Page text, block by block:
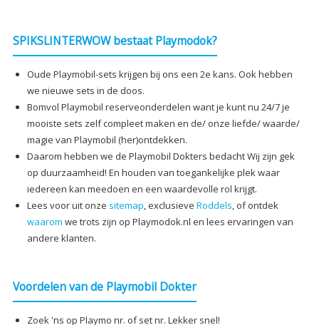
SPIKSLINTERWOW bestaat Playmodok?
Oude Playmobil-sets krijgen bij ons een 2e kans. Ook hebben
we nieuwe sets in de doos.
Bomvol Playmobil reserveonderdelen want je kunt nu 24/7 je
mooiste sets zelf compleet maken en de/ onze liefde/ waarde/
magie van Playmobil (her)ontdekken.
Daarom hebben we de Playmobil Dokters bedacht Wij zijn gek
op duurzaamheid! En houden van toegankelijke plek waar
iedereen kan meedoen en een waardevolle rol krijgt.
Lees voor uit onze sitemap, exclusieve Roddels, of ontdek
waarom we trots zijn op Playmodok.nl en lees ervaringen van
andere klanten.
Voordelen van de Playmobil Dokter
Zoek 'ns op Playmo nr. of set nr. Lekker snel!